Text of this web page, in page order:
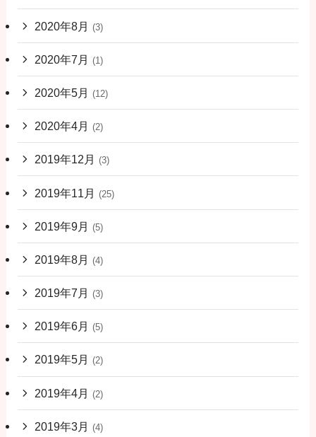
2020年8月 (3)
2020年7月 (1)
2020年5月 (12)
2020年4月 (2)
2019年12月 (3)
2019年11月 (25)
2019年9月 (5)
2019年8月 (4)
2019年7月 (3)
2019年6月 (5)
2019年5月 (2)
2019年4月 (2)
2019年3月 (4)